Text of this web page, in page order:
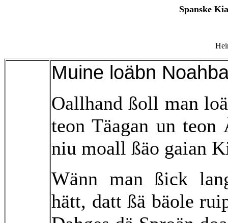
Spanske
Muine loäbn
Oallhand ßoll man
teon Täagan un teon
niu moall ßäo gaian
Wänn man ßick
hätt, datt ßä bäole